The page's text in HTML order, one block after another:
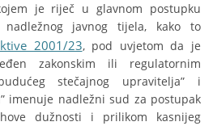
je riječ u glavnom postupku
javnog tijela, kako to
2001/23, pod uvjetom da je
zakonskim ili regulatornim
stečajnog upravitelja” i
imenuje nadležni sud za postupak
dužnosti i prilikom kasnijeg